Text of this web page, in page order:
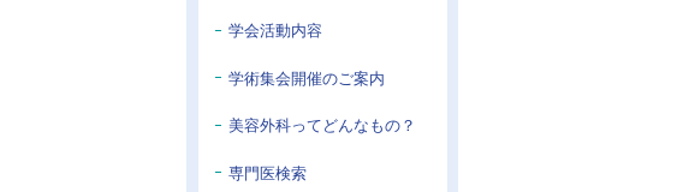
学会活動内容
学術集会開催のご案内
美容外科ってどんなもの？
専門医検索